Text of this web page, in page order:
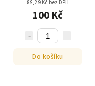
89,29 Kč bez DPH
100 Kč
Do košíku